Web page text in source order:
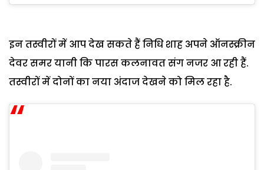
इन तस्वीरों में आप देख सकते हैं निधि शाह अपने ऑनस्क्रीन
देवर समर यानी कि पारस कलनावत संग नजर आ रही हैं.
तस्वीरों में दोनों का नया अंदाज देखने को मिल रहा है.